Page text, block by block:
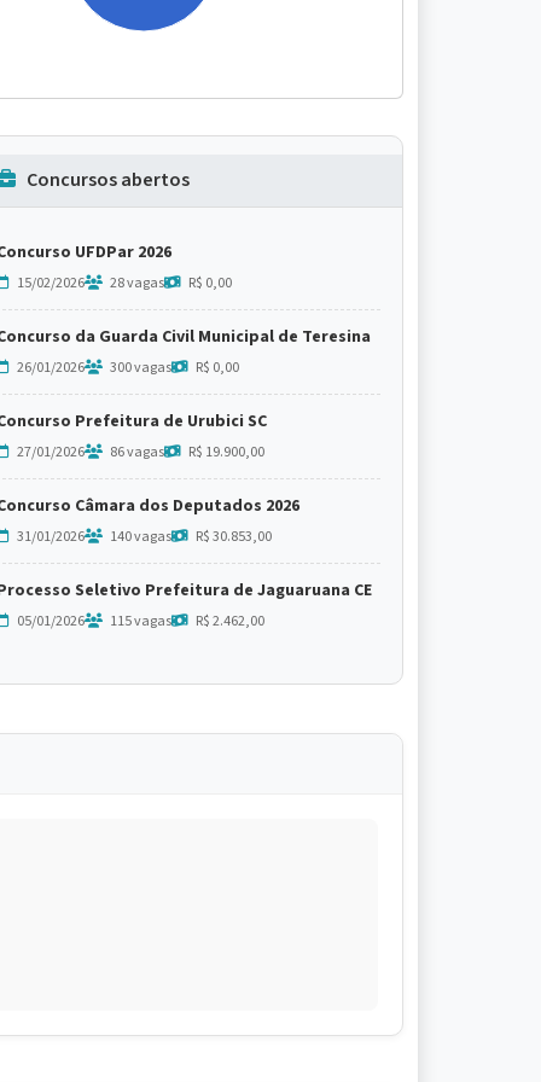
Concursos abertos
UFDPar 2026
15/02/2026 28 vagas R$ 0,00
da Guarda Civil Municipal de Teresina
26/01/2026 300 vagas R$ 0,00
Prefeitura de Urubici SC
27/01/2026 86 vagas R$ 19.900,00
Câmara dos Deputados 2026
31/01/2026 140 vagas R$ 30.853,00
Seletivo Prefeitura de Jaguaruana CE
05/01/2026 115 vagas R$ 2.462,00